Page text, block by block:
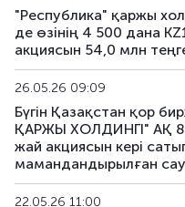
"Республика" қаржы
де өзінің 4 500 дана
акциясын 54,0 млн
26.05.26 09:09
Бүгін Қазақстан қор
ҚАРЖЫ ХОЛДИНГІ" АҚ
жай акциясын кері
мамандандырылған
22.05.26 11:00